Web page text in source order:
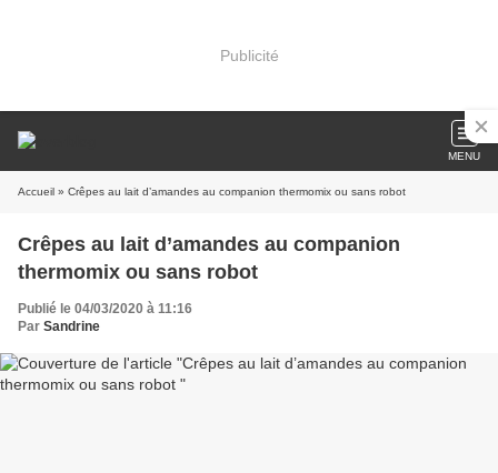
Publicité
MENU
Accueil » Crêpes au lait d’amandes au companion thermomix ou sans robot
Crêpes au lait d’amandes au companion
thermomix ou sans robot
Publié le 04/03/2020 à 11:16
Par Sandrine